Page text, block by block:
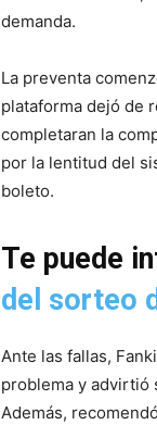
demanda.
La preventa
plataforma dejó de
completaran la
por la lentitud del
boleto.
Te puede
del sorteo
Ante las fallas,
problema y advirtió
Además,